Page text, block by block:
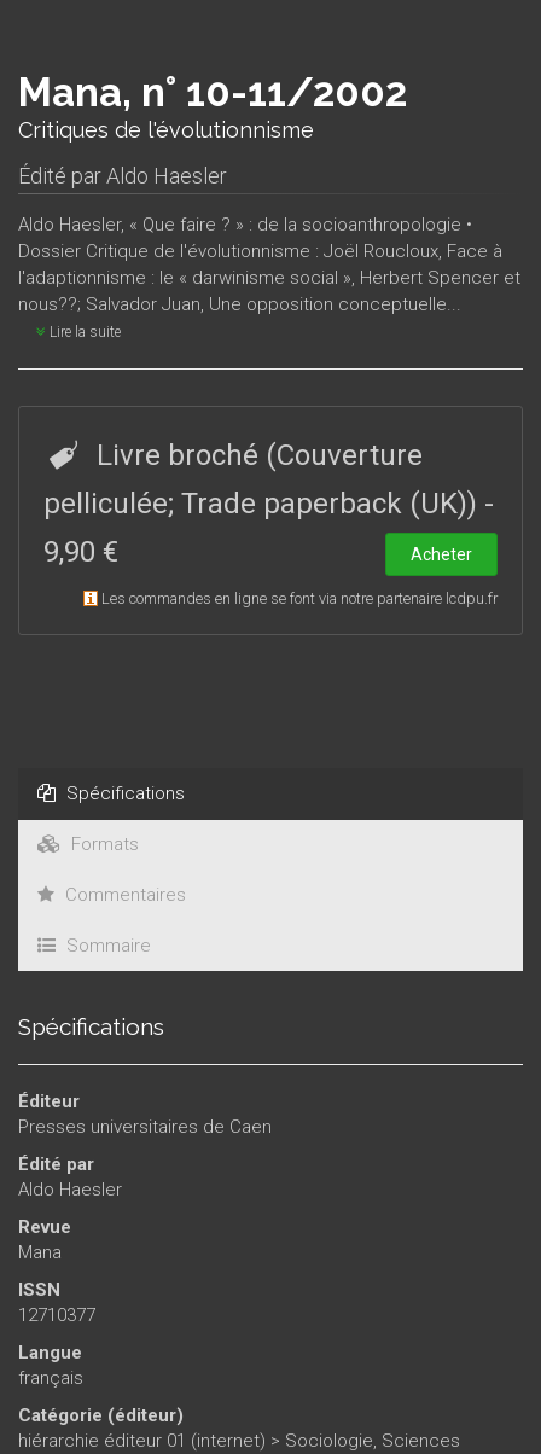
Mana, n° 10-11/2002
Critiques de l'évolutionnisme
Édité parAldo Haesler
Aldo Haesler, « Que faire ? » : de la socioanthropologie •
Dossier Critique de l'évolutionnisme : Joël Roucloux, Face à
l'adaptionnisme : le « darwinisme social », Herbert Spencer et
nous??; Salvador Juan, Une opposition conceptuelle...
Lire la suite
Livre broché (Couverture
pelliculée; Trade paperback (UK)) -
9,90 €
Acheter
Les commandes en ligne se font via notre partenaire lcdpu.fr
Spécifications
Formats
Commentaires
Sommaire
Spécifications
Éditeur
Presses universitaires de Caen
Édité par
Aldo Haesler
Revue
Mana
ISSN
12710377
Langue
français
Catégorie (éditeur)
hiérarchie éditeur 01 (internet) > Sociologie, Sciences